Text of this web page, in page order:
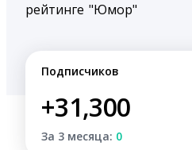
рейтинге "Юмор"
Подписчиков
+31,300
За 3 месяца: 0